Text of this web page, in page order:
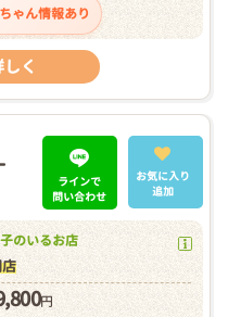
ゃん情報あり
く
ラインで
問い合わせ
お気に入り
追加
のいるお店
円